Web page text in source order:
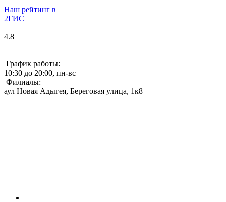
Наш рейтинг в
2ГИС
4.8
График работы:
10:30 до 20:00, пн-вс
Филиалы:
аул Новая Адыгея, Береговая улица, 1к8